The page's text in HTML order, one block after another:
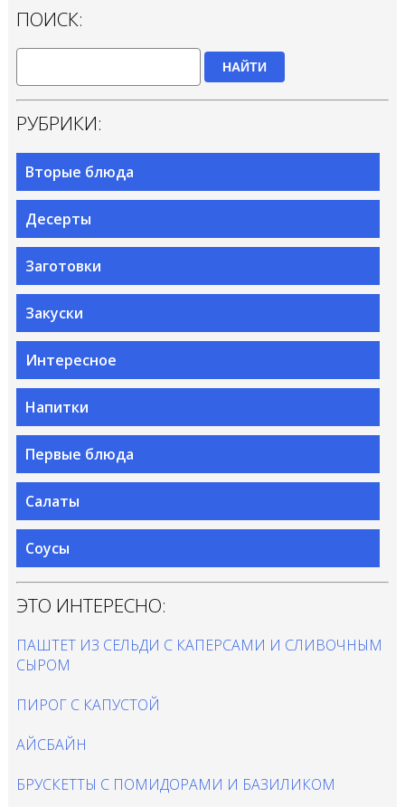
ПОИСК:
НАЙТИ
РУБРИКИ:
Вторые блюда
Десерты
Заготовки
Закуски
Интересное
Напитки
Первые блюда
Салаты
Соусы
ЭТО ИНТЕРЕСНО:
ПАШТЕТ ИЗ СЕЛЬДИ С КАПЕРСАМИ И СЛИВОЧНЫМ
СЫРОМ
ПИРОГ С КАПУСТОЙ
АЙСБАЙН
БРУСКЕТТЫ С ПОМИДОРАМИ И БАЗИЛИКОМ